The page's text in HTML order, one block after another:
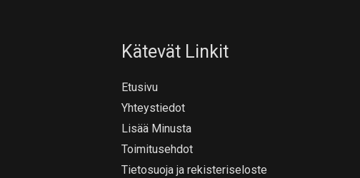
Kätevät Linkit
Etusivu
Yhteystiedot
Lisää Minusta
Toimitusehdot
Tietosuoja ja rekisteriseloste